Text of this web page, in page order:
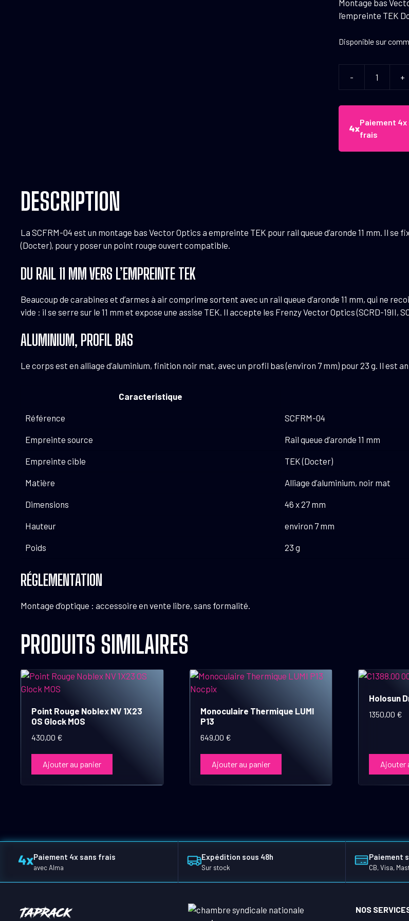
Montage bas
l’empreinte TEK
Disponible sur
-
Vector
Optics
Platine
+
Paiement 4x
frais
DESCRIPTION
La SCFRM-04 est un montage bas Vector Optics a empreinte TEK pour rail queue d’aronde 11 mm. Il se
(Docter), pour y poser un point rouge ouvert compatible.
DU RAIL 11 MM VERS L’EMPREINTE TEK
Beaucoup de carabines et d’armes à air comprime sortent avec un rail queue d’aronde 11 mm, qui ne
vide : il se serre sur le 11 mm et expose une assise TEK. Il accepte les Frenzy Vector Optics (SCRD-19II,
ALUMINIUM, PROFIL BAS
Le corps est en alliage d’aluminium, finition noir mat, avec un profil bas (environ 7 mm) pour 23 g. Il est
Caracteristique
Référence SCFRM-04
Empreinte source Rail queue d’aronde 11 mm
Empreinte cible TEK (Docter)
Matière Alliage d’aluminium, noir mat
Dimensions 46 x 27 mm
Hauteur environ 7 mm
Poids 23 g
RÉGLEMENTATION
Montage d’optique : accessoire en vente libre, sans formalité.
PRODUITS SIMILAIRES
Point Rouge Noblex NV 1X23
OS Glock MOS
430,00 €
Ajouter au panier
Monoculaire Thermique LUMI
P13
649,00 €
Ajouter au panier
Holosun
1350,00 €
Ajouter
Paiement 4x sans frais
avec Alma
Expédition sous 48h
Sur stock
Paiement
CB, Visa,
TapRack NOS